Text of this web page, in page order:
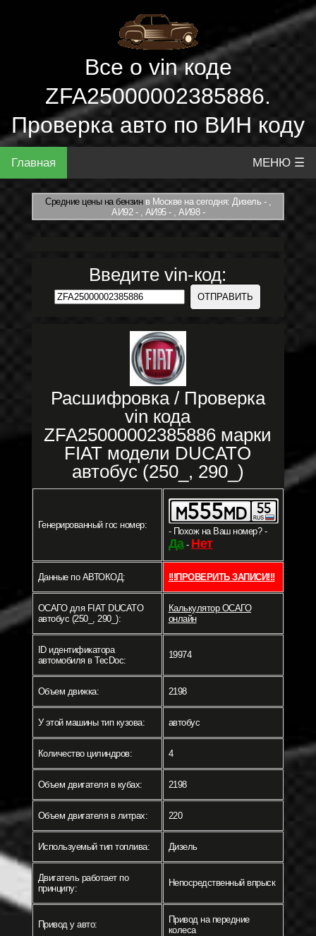
Все о vin коде
ZFA25000002385886.
Проверка авто по ВИН коду
Главная МЕНЮ ☰
Средние цены на бензинв Москве на сегодня: Дизель - ,
АИ92 - , АИ95 - , АИ98 -
Введите vin-код:
Расшифровка / Проверка
vin кода
ZFA25000002385886 марки
FIAT модели DUCATO
автобус (250_, 290_)
Генерированный гос номер:
- Похож на Ваш номер? -
Да- Нет
Данные по АВТОКОД: !!!ПРОВЕРИТЬ ЗАПИСИ!!!
ОСАГО для FIAT DUCATO
автобус (250_, 290_):
Калькулятор ОСАГО
онлайн
ID идентификатора
автомобиля в TecDoc:
19974
Объем движка: 2198
У этой машины тип кузова: автобус
Количество цилиндров: 4
Объем двигателя в кубах: 2198
Объем двигателя в литрах: 220
Используемый тип топлива: Дизель
Двигатель работает по
принципу:
Непосредственный впрыск
Привод у авто:
Привод на передние
колеса